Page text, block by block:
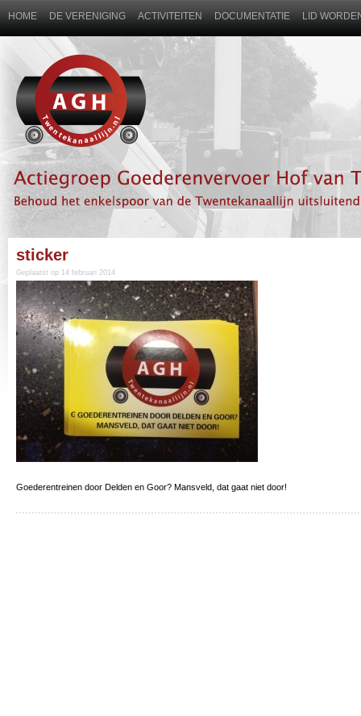
HOME DE VERENIGING ACTIVITEITEN DOCUMENTATIE LID
sticker
Geplaatst op 14 februari 2014
Goederentreinen door Delden en Goor? Mansveld, dat gaat niet door!